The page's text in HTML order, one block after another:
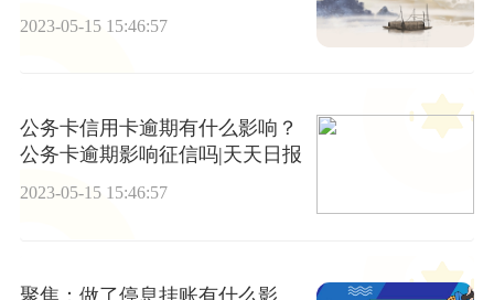
2023-05-15 15:46:57
公务卡信用卡逾期有什么影响？
公务卡逾期影响征信吗|天天日报
2023-05-15 15:46:57
聚焦：做了停息挂账有什么影